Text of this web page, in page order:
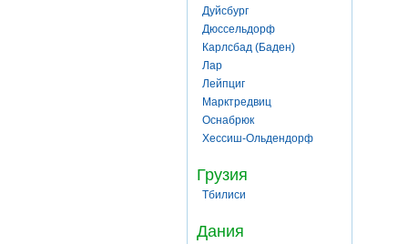
Дуйсбург
Дюссельдорф
Карлсбад (Баден)
Лар
Лейпциг
Марктредвиц
Оснабрюк
Хессиш-Ольдендорф
Грузия
Тбилиси
Дания